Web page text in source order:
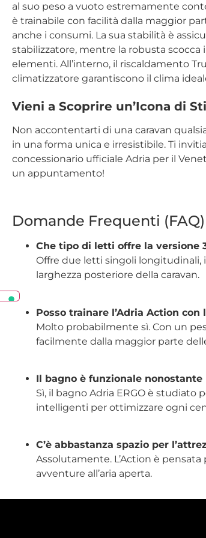
al suo peso a vuoto estremamente
è trainabile con facilità dalla maggior
anche i consumi. La sua stabilità è
stabilizzatore, mentre la robusta
elementi. All’interno, il riscaldamento
climatizzatore garantiscono il clima
Vieni a Scoprire un’Icona di
Non accontentarti di una caravan
in una forma unica e irresistibile. Ti
concessionario ufficiale Adria per il
un appuntamento!
Domande Frequenti (FAQ)
Che tipo di letti offre la versione
Offre due letti singoli longitudinali,
larghezza posteriore della caravan.
Posso trainare l’Adria Action con
Molto probabilmente sì. Con un
facilmente dalla maggior parte
Il bagno è funzionale
Sì, il bagno Adria ERGO è
intelligenti per ottimizzare ogni
C’è abbastanza spazio per
Assolutamente. L’Action è
avventure all’aria aperta.